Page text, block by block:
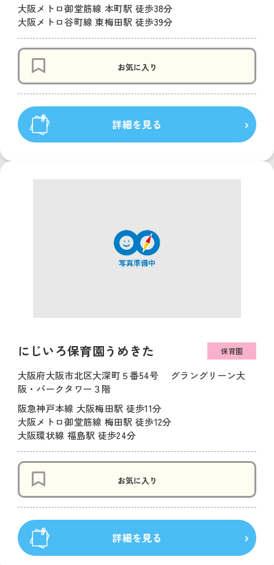
大阪メトロ御堂筋線 本町駅 徒歩38分
大阪メトロ谷町線 東梅田駅 徒歩39分
お気に入り
詳細を見る
にじいろ保育園うめきた 保育園
大阪府大阪市北区大深町５番54号 グラングリーン大
阪・パークタワー３階
阪急神戸本線 大阪梅田駅 徒歩11分
大阪メトロ御堂筋線 梅田駅 徒歩12分
大阪環状線 福島駅 徒歩24分
お気に入り
詳細を見る